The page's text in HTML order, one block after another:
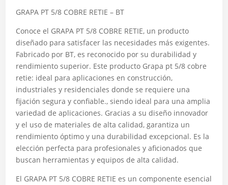
GRAPA PT 5/8 COBRE RETIE – BT
Conoce el GRAPA PT 5/8 COBRE RETIE, un producto
diseñado para satisfacer las necesidades más exigentes.
Fabricado por BT, es reconocido por su durabilidad y
rendimiento superior. Este producto Grapa pt 5/8 cobre
retie: ideal para aplicaciones en construcción,
industriales y residenciales donde se requiere una
fijación segura y confiable., siendo ideal para una amplia
variedad de aplicaciones. Gracias a su diseño innovador
y el uso de materiales de alta calidad, garantiza un
rendimiento óptimo y una durabilidad excepcional. Es la
elección perfecta para profesionales y aficionados que
buscan herramientas y equipos de alta calidad.
El GRAPA PT 5/8 COBRE RETIE es un componente esencial